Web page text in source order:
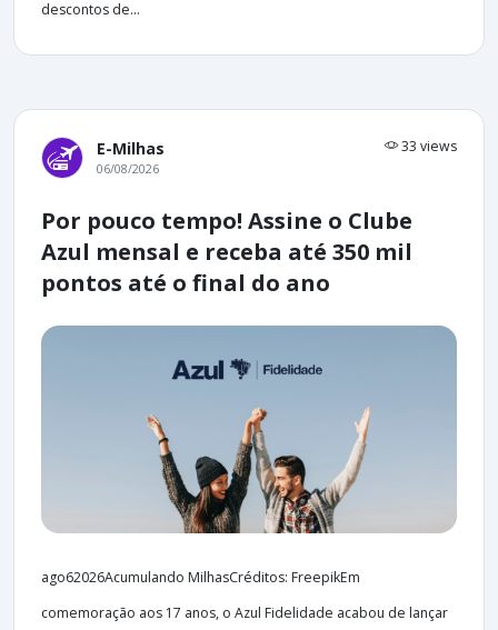
descontos de...
E-Milhas 33 views
06/08/2026
Por pouco tempo! Assine o Clube
Azul mensal e receba até 350 mil
pontos até o final do ano
ago62026Acumulando MilhasCréditos: FreepikEm
comemoração aos 17 anos, o Azul Fidelidade acabou de lançar